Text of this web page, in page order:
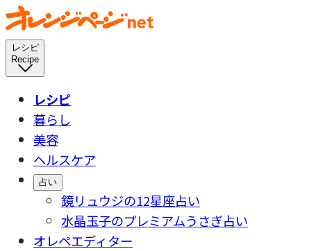
レシピ
Recipe
レシピ
暮らし
美容
ヘルスケア
占い
鏡リュウジの12星座占い
水晶玉子のプレミアムうさぎ占い
オレペエディター